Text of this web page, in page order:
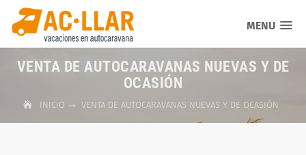
MENU
VENTA DE AUTOCARAVANAS NUEVAS Y DE
OCASIÓN
INICIO VENTA DE AUTOCARAVANAS NUEVAS Y DE OCASIÓN